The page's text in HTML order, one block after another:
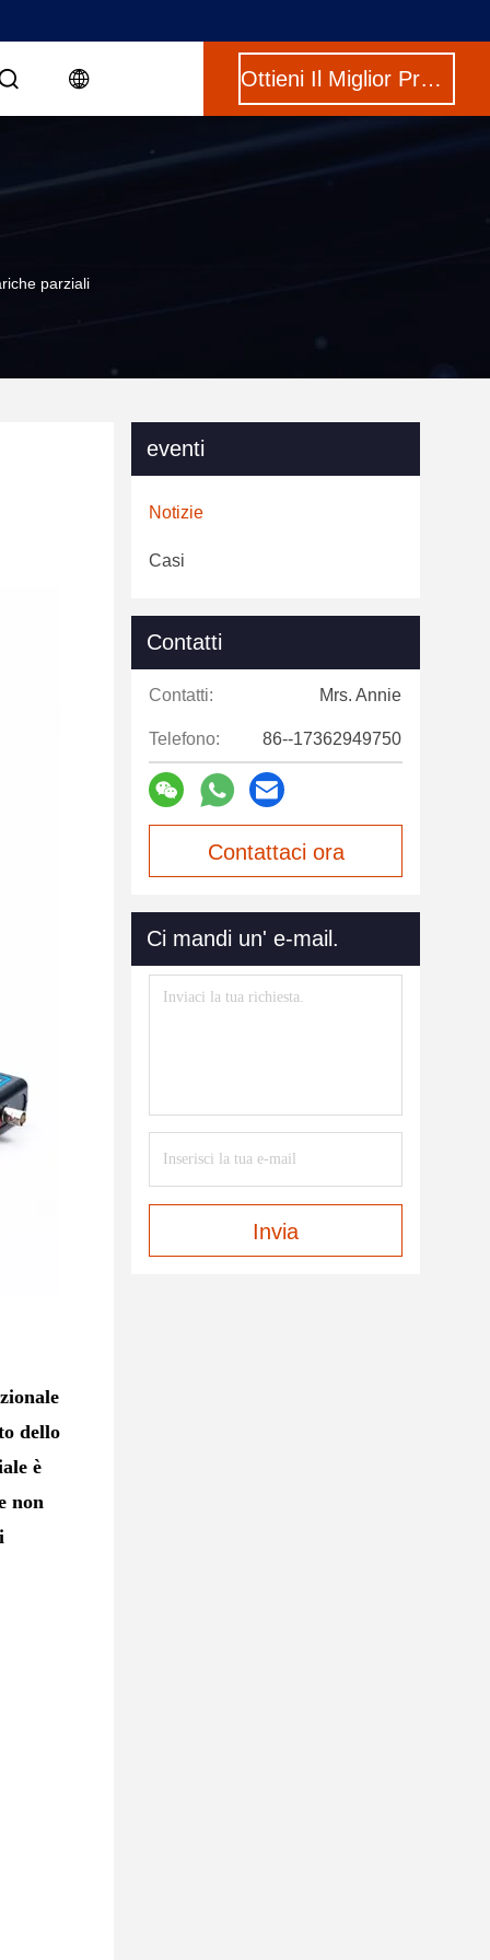
Ottieni Il Miglior Prezzo
parziali
dello
è
non
eventi
Notizie
Casi
Contatti
Contatti: Mrs. Annie
Telefono: 86--17362949750
Contattaci ora
Ci mandi un' e-mail.
Invia